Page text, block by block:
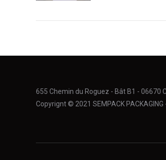
655 Chemin du Roguez - Bât B1 - 06670
Copyrignt © 2021 SEMPACK